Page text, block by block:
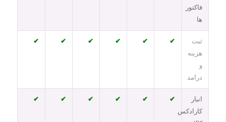
فاکتور
ها
ثبت
هزینه
و
درامد
✔
✔
✔
✔
✔
✔
انبار
کارادکس
✔
✔
✔
✔
✔
✔